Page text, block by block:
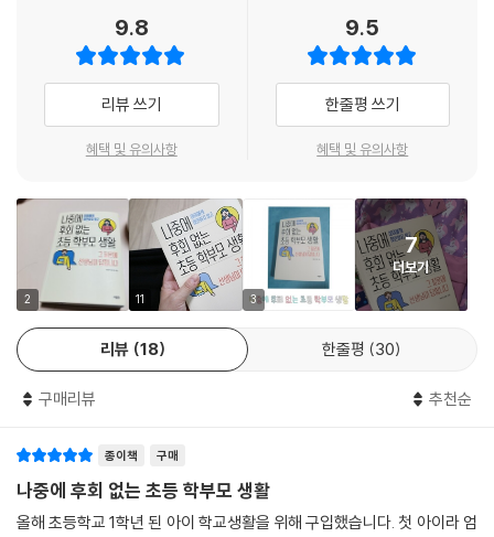
- 아이가 친구들과 어울리다 성에 관련된 욕설을 했어요
Chapter 6 담임 선생님 질문: 가깝지만 거리가 필요합니다
- 싫은 아이와 같은 반이 되지 않도록 부탁해도 될까요?
- 담임 선생님이 너무 마음에 안 들어서 다른 반으로 옮기고 싶어요
- 아이 반 배정은 어떻게 하나요?
- 선생님께 문자를 드렸는데 아무 답변이 없을 때는 어떡해야 할까요?
- 사립초등학교의 장점은 무엇인가요?
- 혁신 초등학교와 일반 공립초등학교의 차이는 무엇인가요?
- 선생님 눈에 예뻐 보이는 아이들의 특징은 무엇인가요?
- 부모님들에게 꼭 추천하고 싶은 책이 있나요?
- 선생님들은 어떤 부모님을 부담스러워하나요?
- 선생님들은 방학 때 무엇을 하시나요?
PART 2 학부모가 꼭 알아야 할 아이 지도 방법
우리 부모님들이 왜 이렇게 걱정이 많고 궁금한 게 많을까요? 부모님 세대
와 다른 요즘의 초등 생활을 잘 모른다는 것도 이유가 될 수 있지만, 부모가
이끌어 주지 못해서 아이가 초등학생 때 들여야 할 습관을 제대로 잡지 못
하고, 상급학교에 가서 힘들어하는 모습을 보며 후회할까 봐 이것일 겁니
다. 그래서 주변에 초등교사가 있으면 붙잡고 물어보고 싶은 마음이 굴뚝
나온 답변이면 걱정이나 궁금증이 싹 날아갈 것 같으니까요. 하지만 현실
은 이런 초등교사 지인이 없는 학부모님들이 대다수라는 점입니다.
이런 학부모님을 위해 해피이선생이 이번에는 현장에서 만나 온 학생들과
부모님과의 경험을 바탕으로 100여 개에 이르는 궁금증과 걱정에 초등교
사를 대표해 진심어린 답과 해결책을 제시합니다. 이를 통해 주변 말만 듣
고 잘못 알고 있던 것은 고치고, 잘하고 있던 것은 꾸준히 지속하며, 새롭게
들이는 중요한 시기입니다. 부모가 적절히 개입할 때와 놔둬도 될 때를 현
명하게 알려주는 〈나중에 후회 없는 초등 학부모 생활〉을 통해 더 이상 조
바심치지 않고 두 번은 오지 않을 초등 학부모 생활을 누려 보시기 바랍니
9.8
리뷰 쓰기
혜택 및 유의사항
9.5
한줄평 쓰기
혜택 및 유의사항
2 11 3
7
더보기
리뷰 18 한줄평 30
구매리뷰 추천순
종이책 구매
나중에 후회 없는 초등 학부모 생활
올해 초등학교 1학년 된 아이 학교생활을 위해 구입했습니다. 첫 아이라 엄